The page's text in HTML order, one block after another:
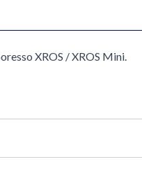
XROS / XROS Mini.